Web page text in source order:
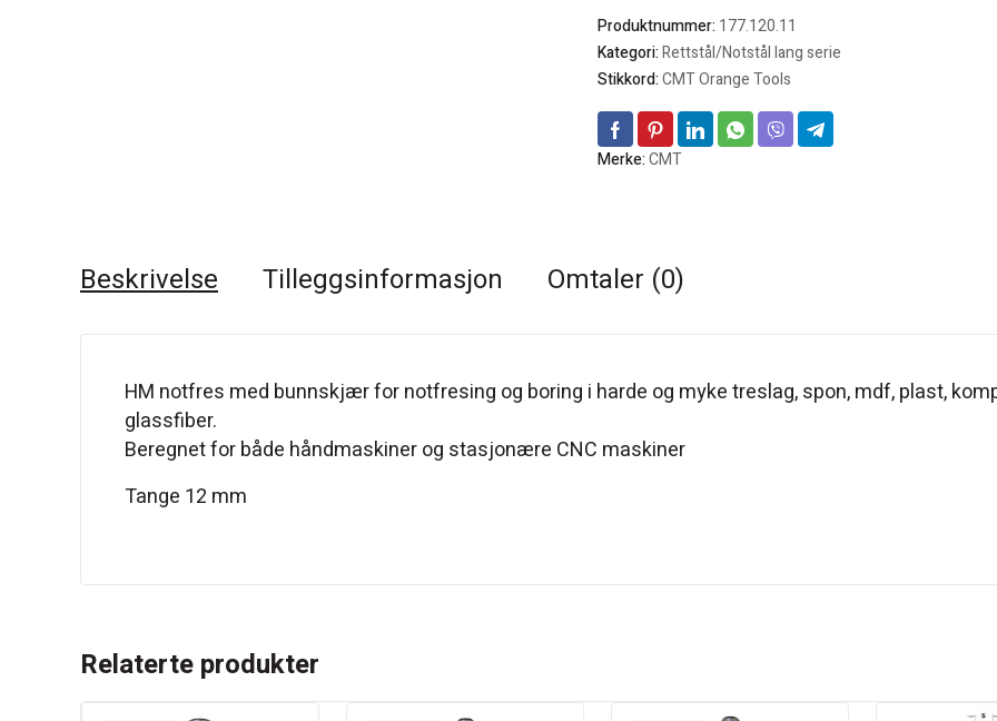
antall
Produktnummer: 177.120.11
Kategori:Rettstål/Notstål lang serie
Stikkord:CMT Orange Tools
Merke:CMT
Beskrivelse Tilleggsinformasjon Omtaler (0)
HM notfres med bunnskjær for notfresing og boring i harde og myke treslag, spon, mdf, plast,
glassfiber.
Beregnet for både håndmaskiner og stasjonære CNC maskiner
Tange 12 mm
Relaterte produkter